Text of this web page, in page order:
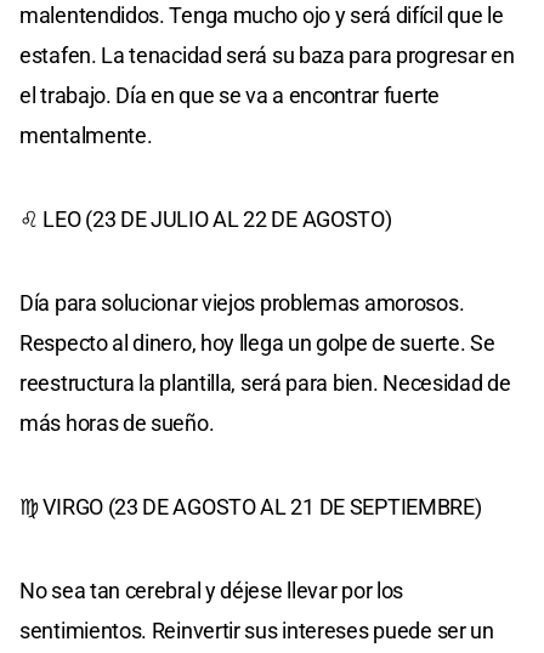
malentendidos. Tenga mucho ojo y será difícil que le
estafen. La tenacidad será su baza para progresar en
el trabajo. Día en que se va a encontrar fuerte
mentalmente.
♌ LEO (23 DE JULIO AL 22 DE AGOSTO)
Día para solucionar viejos problemas amorosos.
Respecto al dinero, hoy llega un golpe de suerte. Se
reestructura la plantilla, será para bien. Necesidad de
más horas de sueño.
♍ VIRGO (23 DE AGOSTO AL 21 DE SEPTIEMBRE)
No sea tan cerebral y déjese llevar por los
sentimientos. Reinvertir sus intereses puede ser un